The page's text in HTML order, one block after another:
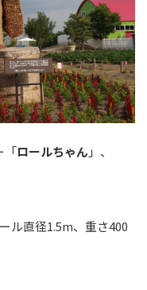
「ロールちゃん 」、
ル直径1.5m、重さ400